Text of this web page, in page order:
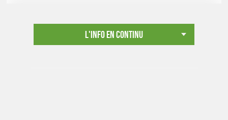
L'info en continu